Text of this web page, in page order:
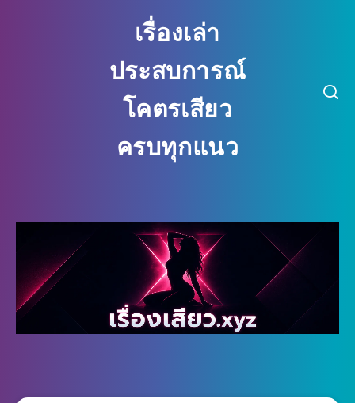
เรื่องเล่า
ประสบการณ์
โคตรเสียว
ครบทุกแนว